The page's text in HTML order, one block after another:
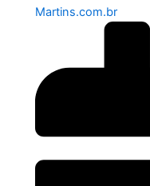
Martins.com.br